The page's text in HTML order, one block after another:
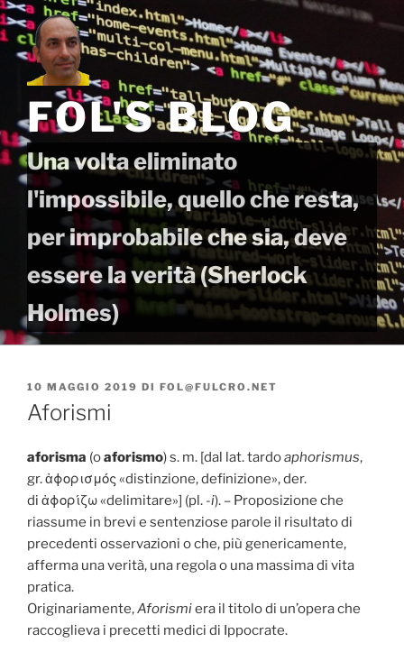
Salta
al
contenuto
FOL'S BLOG
Una volta eliminato
l'impossibile, quello che resta,
per improbabile che sia, deve
essere la verità (Sherlock
Holmes)
PUBBLICATO
IL
10 MAGGIO 2019 DI FOL@FULCRO.NET
Aforismi
aforisma (oaforismo) s. m. [dal lat. tardoaphorismus,
gr. ἀϕορισμός «distinzione, definizione», der.
di ἀϕορίζω «delimitare»] (pl. -i). – Proposizione che
riassume in brevi e sentenziose parole il risultato di
precedenti osservazioni o che, più genericamente,
afferma una verità, una regola o una massima di vita
pratica.
Originariamente,Aforismiera il titolo di un’opera che
raccoglieva i precetti medici di Ippocrate.